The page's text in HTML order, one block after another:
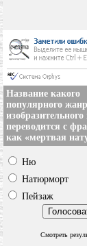
Название какого
популярного
изобразительного
переводится с
как «мертвая
Ню
Натюрморт
Пейзаж
Смотреть